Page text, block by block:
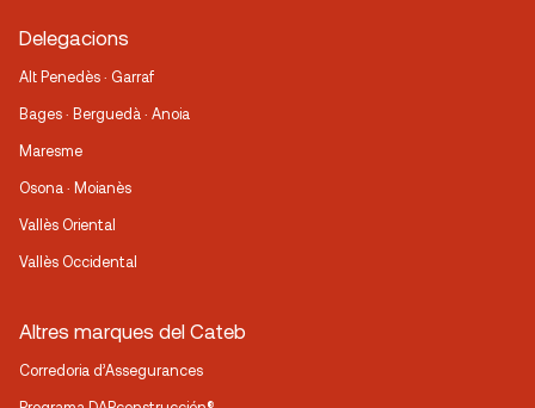
Delegacions
Alt Penedès · Garraf
Bages · Berguedà · Anoia
Maresme
Osona · Moianès
Vallès Oriental
Vallès Occidental
Altres marques del Cateb
Corredoria d’Assegurances